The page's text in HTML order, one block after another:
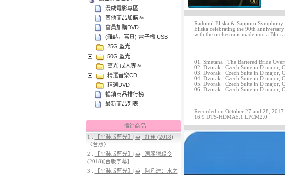
3.【平裝版藍光】[英] 太空超人
(2026)[台版字幕]
4.【平裝版藍光】[英] 穿著PRADA
的惡魔 2 (2026)[台版字幕]
漫威電影專區
其他商品加購區
會員加購DVD
(雜誌，寫真) 電子檔 USB
25G 藍光
50G 藍光
藍光 成人專區
精選音樂CD
精選DVD
暢銷商品排行榜
最新商品列表
暢銷商品
1 .
【平裝版藍光】[英] 紅雀 (2018)
〈台版〉
2 .
【平裝版藍光】[英] 潛艦獵殺令
(2018)[台版字幕]
3 .
【平裝版藍光】[英] 阿凡達：水之
Radomil Eliska & Sapporo Symphony
Eliska celebrating the 90th
with the orchestra is made into a Blu-
01. Smetana : The Bartered Bride
02. Dvorak : Czech Suite in D major,
03. Dvorak : Czech Suite in D major,
04. Dvorak : Czech Suite in D major,
05. Dvorak : Czech Suite in D major,
06. Dvorak : Czech Suite in D major,
Recorded on October 27 and 28,
16:9 DTS-HDMA5.1 LPCM2.0